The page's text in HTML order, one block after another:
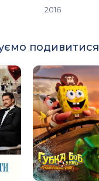
2016
подивитися